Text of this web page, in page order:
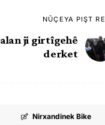
NÛÇEYA PIŞT RE
ji girtîgehê
derket
Nirxandinek Bike